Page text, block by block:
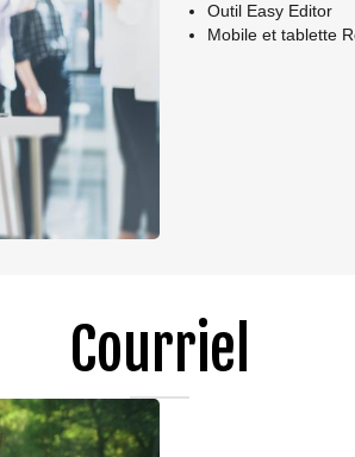
Outil Easy Editor
Mobile et tablette
Courriel